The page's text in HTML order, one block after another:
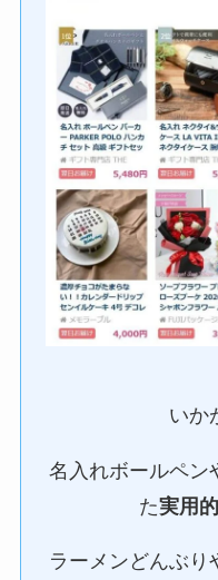
いか
名入れボールペン
た実用
ラーメンどんぶり